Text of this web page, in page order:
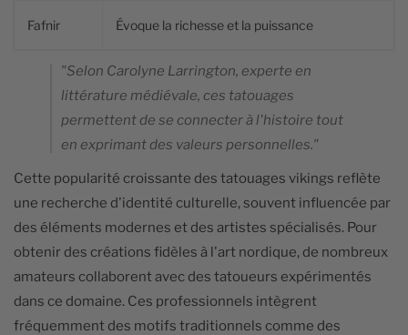
Fafnir Évoque la richesse et la puissance
"Selon Carolyne Larrington, experte en
littérature médiévale, ces tatouages
permettent de se connecter à l'histoire tout
en exprimant des valeurs personnelles."
Cette popularité croissante des tatouages vikings reflète
une recherche d'identité culturelle, souvent influencée par
des éléments modernes et des artistes spécialisés. Pour
obtenir des créations fidèles à l'art nordique, de nombreux
amateurs collaborent avec des tatoueurs expérimentés
dans ce domaine. Ces professionnels intègrent
fréquemment des motifs traditionnels comme des